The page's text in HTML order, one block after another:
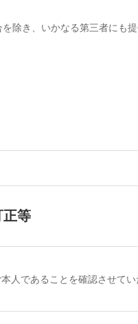
除き、いかなる第三者にも提
正等
であることを確認させてい